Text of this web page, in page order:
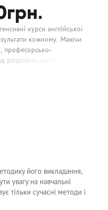
грн.
курси англійської
кожному. Маючи
професорсько-
розробив найбільш
його викладання,
увагу на навчальні
тільки сучасні методи і